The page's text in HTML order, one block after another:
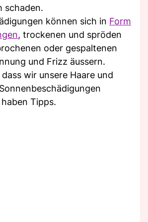
schaden.
können sich in Form
, trockenen und spröden
oder gespaltenen
und Frizz äussern.
wir unsere Haare und
Tipps.